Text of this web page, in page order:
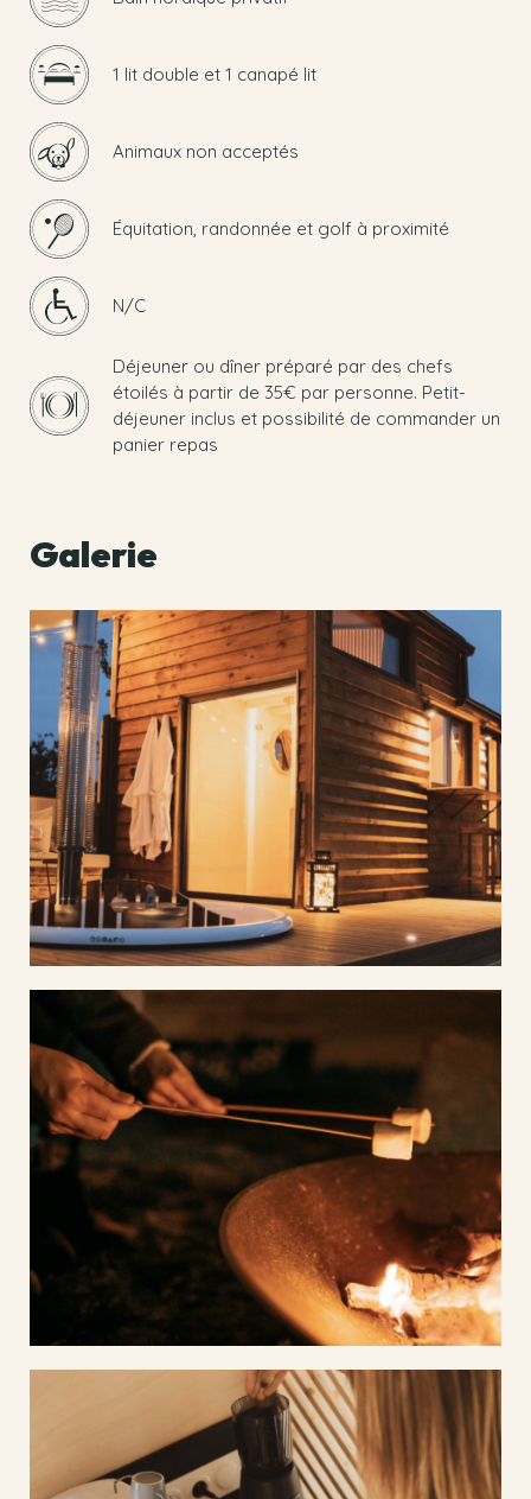
1 lit double et 1 canapé lit
Animaux non acceptés
Équitation, randonnée et golf à proximité
N/C
Déjeuner ou dîner préparé par des chefs
étoilés à partir de 35€ par personne. Petit-
déjeuner inclus et possibilité de commander un
panier repas
Galerie